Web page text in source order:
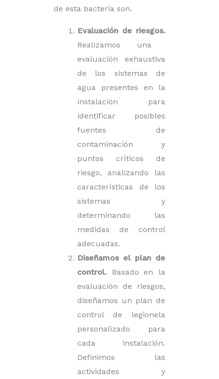
de esta bacteria son.
Evaluación de riesgos.
Realizamos una
evaluación exhaustiva
de los sistemas de
agua presentes en la
instalación para
identificar posibles
fuentes de
contaminación y
puntos críticos de
riesgo, analizando las
características de los
sistemas y
determinando las
medidas de control
adecuadas.
Diseñamos el plan de
control. Basado en la
evaluación de riesgos,
diseñamos un plan de
control de legionela
personalizado para
cada instalación.
Definimos las
actividades y